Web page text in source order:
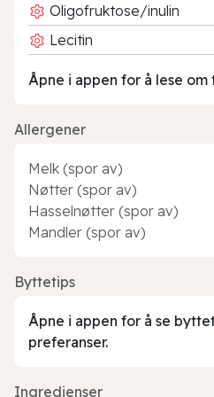
Oligofruktose/inulin
Lecitin
Åpne i appen for å lese om
Allergener
Melk (spor av)
Nøtter (spor av)
Hasselnøtter (spor av)
Mandler (spor av)
Byttetips
Åpne i appen for å se
preferanser.
Ingredienser